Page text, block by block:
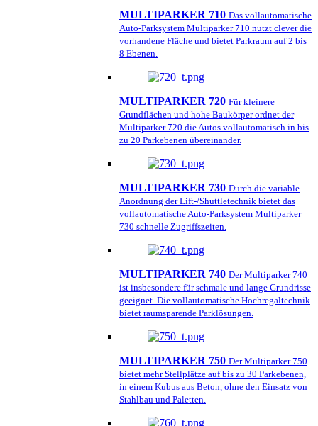
MULTIPARKER 710 Das vollautomatische
Auto-Parksystem Multiparker 710 nutzt clever die
vorhandene Fläche und bietet Parkraum auf 2 bis
8 Ebenen.
MULTIPARKER 720 Für kleinere
Grundflächen und hohe Baukörper ordnet der
Multiparker 720 die Autos vollautomatisch in bis
zu 20 Parkebenen übereinander.
MULTIPARKER 730 Durch die variable
Anordnung der Lift-/Shuttletechnik bietet das
vollautomatische Auto-Parksystem Multiparker
730 schnelle Zugriffszeiten.
MULTIPARKER 740 Der Multiparker 740
ist insbesondere für schmale und lange Grundrisse
geeignet. Die vollautomatische Hochregaltechnik
bietet raumsparende Parklösungen.
MULTIPARKER 750 Der Multiparker 750
bietet mehr Stellplätze auf bis zu 30 Parkebenen,
in einem Kubus aus Beton, ohne den Einsatz von
Stahlbau und Paletten.